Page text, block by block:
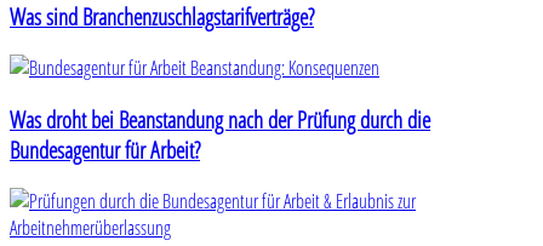
Was sind Branchenzuschlagstarifverträge?
Was droht bei Beanstandung nach der Prüfung durch die
Bundesagentur für Arbeit?